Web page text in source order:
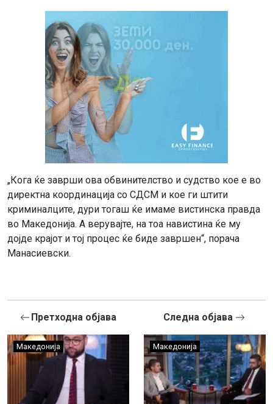
„Кога ќе заврши ова обвинителство и судство кое е во
директна координација со СДСМ и кое ги штити
криминалците, дури тогаш ќе имаме вистинска правда
во Македонија. А верувајте, на тоа навистина ќе му
дојде крајот и тој процес ќе биде завршен“, порача
Манасиевски.
Претходна објава
Македонија
Следна објава
Македонија